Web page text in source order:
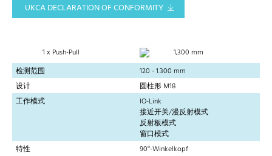
UKCA DECLARATION OF CONFORMITY
1 x Push-Pull
1,300 mm
检测范围
120 - 1.300 mm
设计
圆柱形 M18
工作模式
IO-Link
接近开关/漫反射模式
反射板模式
窗口模式
特性
90°-Winkelkopf